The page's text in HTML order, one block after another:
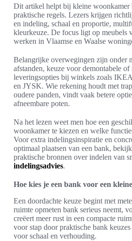
Dit artikel helpt bij kleine woonkamer
praktische regels. Lezers krijgen
en indeling, schaal en proportie,
kleurkeuze. De focus ligt op meubels
werken in Vlaamse en Waalse
Belangrijke overwegingen zijn onder
afstanden, keuze voor demontabele
leveringsopties bij winkels zoals
en JYSK. Wie rekening houdt met
oudere panden, vindt vaak betere
afneembare poten.
Na het lezen weet men hoe een
woonkamer te kiezen en welke
Voor extra indelingsinspiratie en
optimaal plaatsen van een bank,
praktische bronnen over indelen van
indelingsadvies.
Hoe kies je een bank voor een
Een doordachte keuze begint met
ruimte opmeten bank serieus neemt,
creëert meer rust in een compacte
voor stap door praktische bank
voor schaal en verhouding.